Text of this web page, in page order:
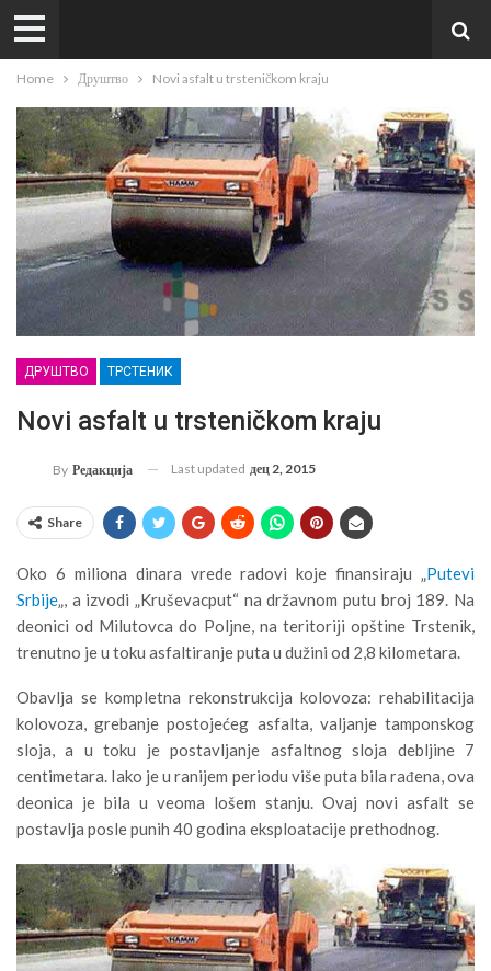
Home Друштво Novi asfalt u trsteničkom kraju
ДРУШТВО ТРСТЕНИК
Novi asfalt u trsteničkom kraju
By Редакција Last updated дец 2, 2015
Share
Oko 6 miliona dinara vrede radovi koje finansiraju „Putevi
Srbije„, a izvodi „Kruševacput“ na državnom putu broj 189. Na
deonici od Milutovca do Poljne, na teritoriji opštine Trstenik,
trenutno je u toku asfaltiranje puta u dužini od 2,8 kilometara.
Obavlja se kompletna rekonstrukcija kolovoza: rehabilitacija
kolovoza, grebanje postojećeg asfalta, valjanje tamponskog
sloja, a u toku je postavljanje asfaltnog sloja debljine 7
centimetara. Iako je u ranijem periodu više puta bila rađena, ova
deonica je bila u veoma lošem stanju. Ovaj novi asfalt se
postavlja posle punih 40 godina eksploatacije prethodnog.